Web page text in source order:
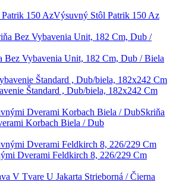
Výsuvný Stôl Patrik 150 Az
Bez Vybavenia Unit, 182 Cm, Dub / Biela
Štandard , Dub/biela, 182x242 Cm
Skriňa
Korbach Biela / Dub
Dverami Feldkirch 8, 226/229 Cm